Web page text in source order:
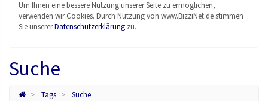
Um Ihnen eine bessere Nutzung unserer Seite zu ermöglichen,
verwenden wir Cookies. Durch Nutzung von www.BizziNet.de stimmen
Sie unsererDatenschutzerklärung zu.
Suche
Tags Suche